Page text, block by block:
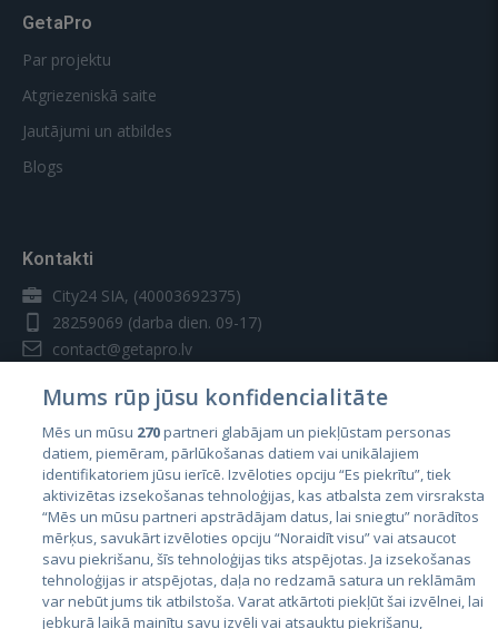
GetaPro
Par projektu
Atgriezeniskā saite
Jautājumi un atbildes
Blogs
Kontakti
City24 SIA, (40003692375)
28259069 (darba dien. 09-17)
contact@getapro.lv
Valstis
Igaunija
Latvija
Lietuva
Mums rūp jūsu konfidencialitāte
Mēs un mūsu 270partneri glabājam un piekļūstam personas
datiem, piemēram, pārlūkošanas datiem vai unikālajiem
identifikatoriem jūsu ierīcē. Izvēloties opciju “Es piekrītu”, tiek
aktivizētas izsekošanas tehnoloģijas, kas atbalsta zem virsraksta
“Mēs un mūsu partneri apstrādājam datus, lai sniegtu” norādītos
mērķus, savukārt izvēloties opciju “Noraidīt visu” vai atsaucot
savu piekrišanu, šīs tehnoloģijas tiks atspējotas. Ja izsekošanas
tehnoloģijas ir atspējotas, daļa no redzamā satura un reklāmām
var nebūt jums tik atbilstoša. Varat atkārtoti piekļūt šai izvēlnei, lai
jebkurā laikā mainītu savu izvēli vai atsauktu piekrišanu,